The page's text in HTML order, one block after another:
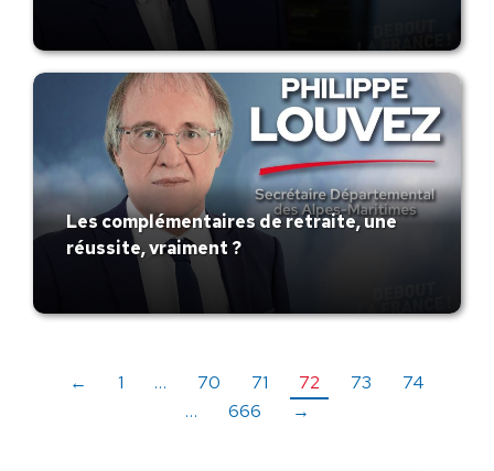
Les complémentaires de retraite, une
réussite, vraiment ?
← 1 … 70 71 72 73
74
…
666 →